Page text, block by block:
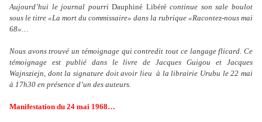
Aujourd’hui le journal pourri Dauphiné Libérécontinue son sale boulot
sous le titre «La mort du commissaire» dans la rubrique «Racontez-nous mai
68»…
Nous avons trouvé un témoignage qui contredit tout ce langage flicard. Ce
témoignage est publié dans le livre de Jacques Guigou et Jacques
Wajnsziejn, dont la signature doit avoir lieu à la librairie Urubu le 22 mai
à 17h30 en présence d’un des auteurs.
Manifestation du 24 mai 1968…